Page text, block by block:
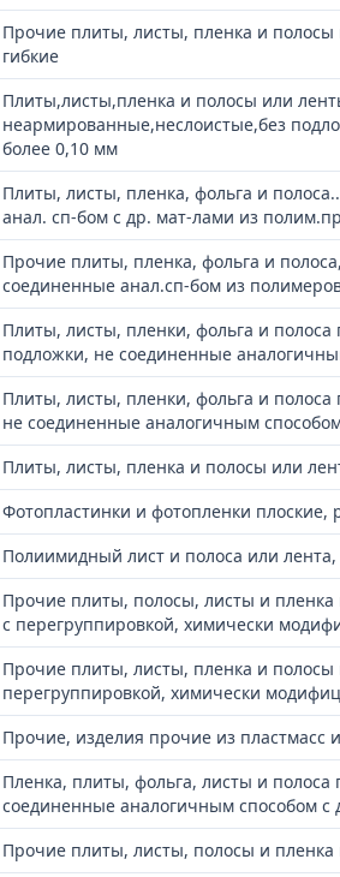
Прочие плиты, листы, пленка и
гибкие
Плиты,листы,пленка и полосы или
неармированные,неслоистые,без
более 0,10 мм
Плиты, листы, пленка, фольга и
анал. сп-бом с др. мат-лами из
Прочие плиты, пленка, фольга и
соединенные анал.сп-бом из
Плиты, листы, пленки, фольга и
подложки, не соединенные
Плиты, листы, пленки, фольга и
не соединенные аналогичным
Плиты, листы, пленка и полосы или
Фотопластинки и фотопленки плоские,
Полиимидный лист и полоса или
Прочие плиты, полосы, листы и пленка
с перегруппировкой, химически
Прочие плиты, листы, пленка и
перегруппировкой, химически
Прочие, изделия прочие из пластмасс
Пленка, плиты, фольга, листы и
соединенные аналогичным способом
Прочие плиты, листы, полосы и